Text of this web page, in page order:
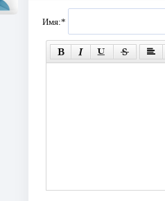
Имя:*